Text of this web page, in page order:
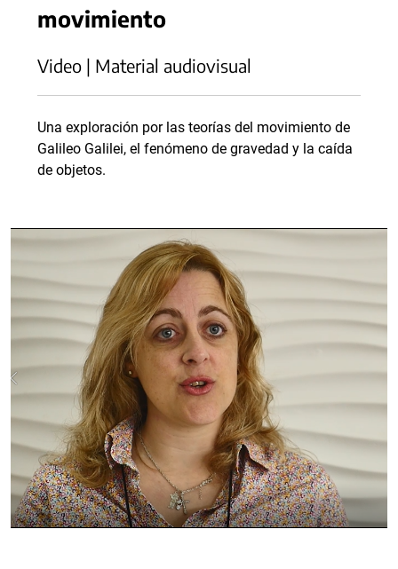
movimiento
Video | Material audiovisual
Una exploración por las teorías del movimiento de
Galileo Galilei, el fenómeno de gravedad y la caída
de objetos.